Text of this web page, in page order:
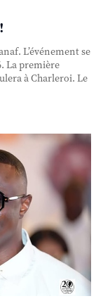
L’événement se
La première
à Charleroi. Le